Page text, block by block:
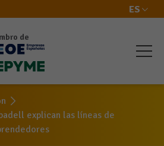
ES
de
explican las líneas de